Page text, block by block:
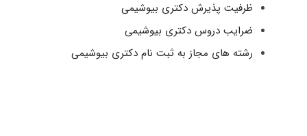
ظرفیت پذیرش دکتری بیوشیمی
ضرایب دروس دکتری بیوشیمی
رشته های مجاز به ثبت نام دکتری بیوشیمی